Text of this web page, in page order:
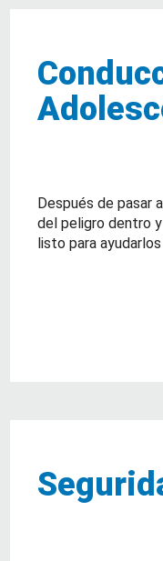
Después de pasar
del peligro dentro
listo para